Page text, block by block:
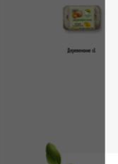
Деревенские с1